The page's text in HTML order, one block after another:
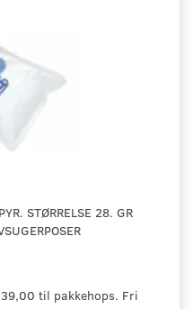
STØRRELSE 28. GR
til pakkehops. Fri